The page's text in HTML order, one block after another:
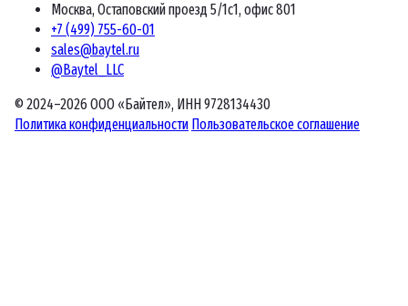
Москва, Остаповский проезд 5/1с1, офис 801
+7 (499) 755-60-01
sales@baytel.ru
@Baytel_LLC
© 2024–2026 ООО «Байтел», ИНН 9728134430
Политика конфиденциальности Пользовательское соглашение